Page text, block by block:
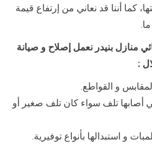
كما أننا قد نعاني من إرتفاع قيمة
منازل بنيدر نعمل إصلاح و صيانة
:
و القواطع.
أصابها تلف سواء كان تلف صغير أو
و استبدالها بأنواع توفيرية.